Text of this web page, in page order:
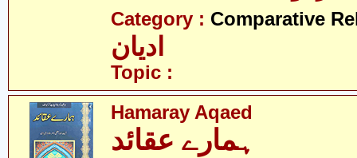
Category : Comparative
ادیان
Topic :
Hamaray Aqaed
ہمارے عقائد